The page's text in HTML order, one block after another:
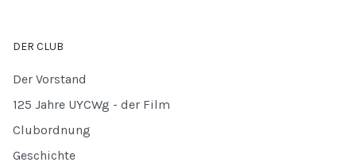
DER CLUB
Der Vorstand
125 Jahre UYCWg - der Film
Clubordnung
Geschichte